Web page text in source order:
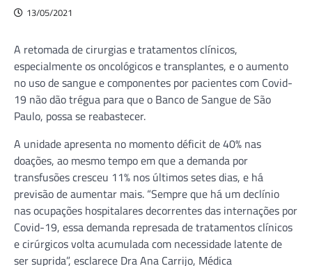
13/05/2021
A retomada de cirurgias e tratamentos clínicos,
especialmente os oncológicos e transplantes, e o aumento
no uso de sangue e componentes por pacientes com Covid-
19 não dão trégua para que o Banco de Sangue de São
Paulo, possa se reabastecer.
A unidade apresenta no momento déficit de 40% nas
doações, ao mesmo tempo em que a demanda por
transfusões cresceu 11% nos últimos setes dias, e há
previsão de aumentar mais. “Sempre que há um declínio
nas ocupações hospitalares decorrentes das internações por
Covid-19, essa demanda represada de tratamentos clínicos
e cirúrgicos volta acumulada com necessidade latente de
ser suprida”, esclarece Dra Ana Carrijo, Médica